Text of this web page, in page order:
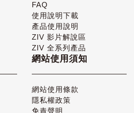
FAQ
使用說明下載
產品使用說明
ZIV 影片解說區
ZIV 全系列產品
網站使用須知
網站使用條款
隱私權政策
免責聲明